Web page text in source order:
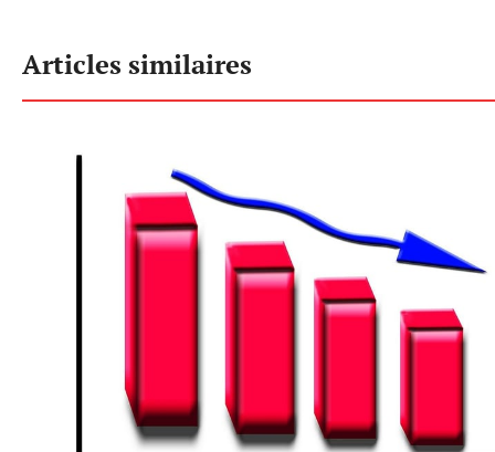
Articles similaires